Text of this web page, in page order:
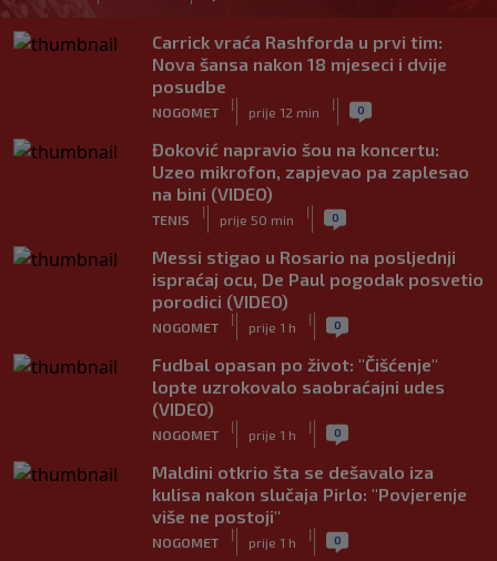
Carrick vraća Rashforda u prvi tim:
Nova šansa nakon 18 mjeseci i dvije
posudbe
NOGOMET
|
prije 12 min
| 0
Đoković napravio šou na koncertu:
Uzeo mikrofon, zapjevao pa zaplesao
na bini (VIDEO)
TENIS
|
prije 50 min
| 0
Messi stigao u Rosario na posljednji
ispraćaj ocu, De Paul pogodak posvetio
porodici (VIDEO)
NOGOMET
|
prije 1 h
| 0
Fudbal opasan po život: "Čišćenje"
lopte uzrokovalo saobraćajni udes
(VIDEO)
NOGOMET
|
prije 1 h
| 0
Maldini otkrio šta se dešavalo iza
kulisa nakon slučaja Pirlo: "Povjerenje
više ne postoji"
NOGOMET
|
prije 1 h
| 0